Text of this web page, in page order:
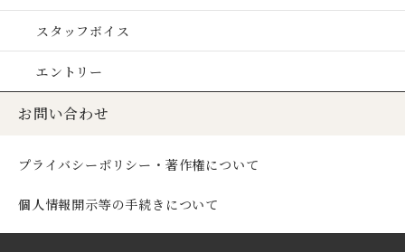
スタッフボイス
エントリー
お問い合わせ
プライバシーポリシー・著作権について
個人情報開示等の手続きについて